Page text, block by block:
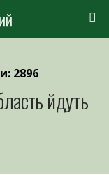
2896
йдуть